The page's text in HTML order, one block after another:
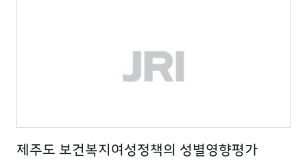
제주도 보건복지여성정책의 성별영향평가